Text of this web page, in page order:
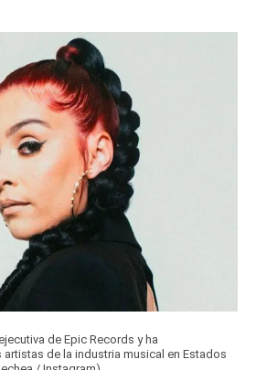
de Epic Records y ha
de la industria musical en Estados